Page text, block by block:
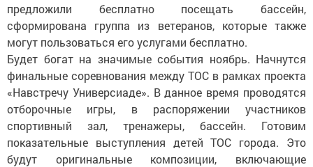
предложили бесплатно посещать бассейн,
сформирована группа из ветеранов, которые также
могут пользоваться его услугами бесплатно.
Будет богат на значимые события ноябрь. Начнутся
финальные соревнования между ТОС в рамках проек­та
«Навстречу Универсиаде». В данное время проводятся
отборочные игры, в распоряжении участников
спортивный зал, тренажеры, бассейн. Готовим
показательные выступления детей ТОС города. Это
будут оригинальные композиции, включающие